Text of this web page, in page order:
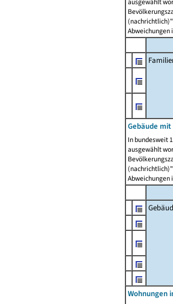
Abweichungen
Gebäude
In bundesweit
ausgewählt
Abweichungen
Wohnungen